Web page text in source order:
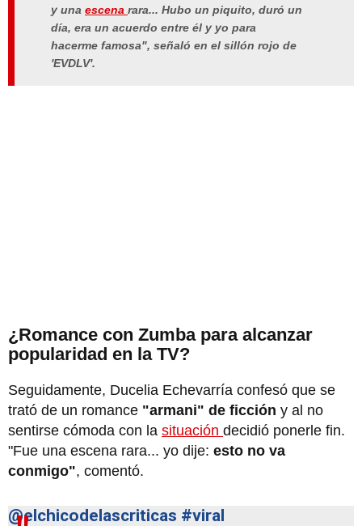
y una escena rara... Hubo un piquito, duró un
día, era un acuerdo entre él y yo para
hacerme famosa", señaló en el sillón rojo de
'EVDLV'.
¿Romance con Zumba para alcanzar
popularidad en la TV?
Seguidamente, Ducelia Echevarría confesó que se
trató de un romance "armani" de ficción y al no
sentirse cómoda con la situación decidió ponerle fin.
"Fue una escena rara... yo dije: esto no va
conmigo", comentó.
@elchicodelascriticas #viral